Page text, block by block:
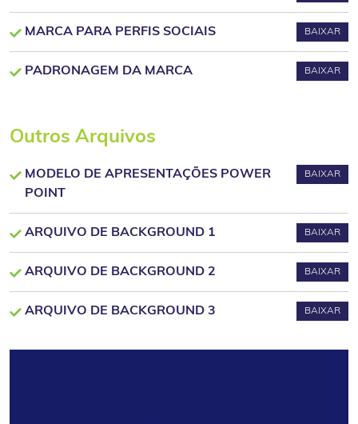
MARCA PARA PERFIS SOCIAIS BAIXAR
PADRONAGEM DA MARCA BAIXAR
Outros Arquivos
MODELO DE APRESENTAÇÕES POWER
POINT
BAIXAR
ARQUIVO DE BACKGROUND 1 BAIXAR
ARQUIVO DE BACKGROUND 2 BAIXAR
ARQUIVO DE BACKGROUND 3 BAIXAR